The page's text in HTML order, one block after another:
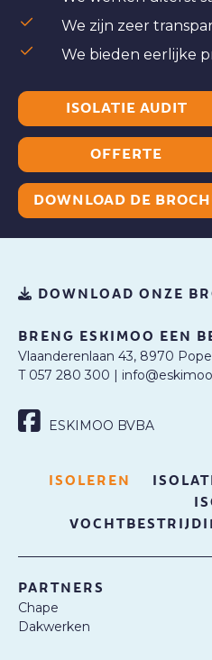
We zijn zeer
We bieden eerlijke
ISOLATIE AUDIT
OFFERTE
DOWNLOAD DE
DOWNLOAD ONZE
BRENG ESKIMOO EEN
Vlaanderenlaan 43, 8970
T 057 280 300 |
ESKIMOO BVBA
ISOLEREN
PARTNERS
Chape
Dakwerken